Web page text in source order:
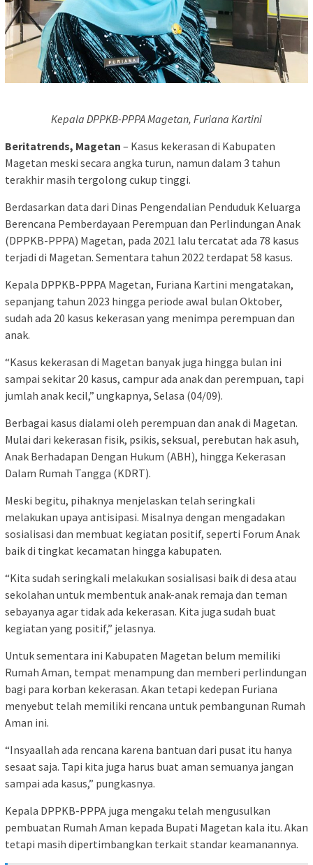
Kepala DPPKB-PPPA Magetan, Furiana Kartini
Beritatrends, Magetan – Kasus kekerasan di Kabupaten
Magetan meski secara angka turun, namun dalam 3 tahun
terakhir masih tergolong cukup tinggi.
Berdasarkan data dari Dinas Pengendalian Penduduk Keluarga
Berencana Pemberdayaan Perempuan dan Perlindungan Anak
(DPPKB-PPPA) Magetan, pada 2021 lalu tercatat ada 78 kasus
terjadi di Magetan. Sementara tahun 2022 terdapat 58 kasus.
Kepala DPPKB-PPPA Magetan, Furiana Kartini mengatakan,
sepanjang tahun 2023 hingga periode awal bulan Oktober,
sudah ada 20 kasus kekerasan yang menimpa perempuan dan
anak.
“Kasus kekerasan di Magetan banyak juga hingga bulan ini
sampai sekitar 20 kasus, campur ada anak dan perempuan, tapi
jumlah anak kecil,” ungkapnya, Selasa (04/09).
Berbagai kasus dialami oleh perempuan dan anak di Magetan.
Mulai dari kekerasan fisik, psikis, seksual, perebutan hak asuh,
Anak Berhadapan Dengan Hukum (ABH), hingga Kekerasan
Dalam Rumah Tangga (KDRT).
Meski begitu, pihaknya menjelaskan telah seringkali
melakukan upaya antisipasi. Misalnya dengan mengadakan
sosialisasi dan membuat kegiatan positif, seperti Forum Anak
baik di tingkat kecamatan hingga kabupaten.
“Kita sudah seringkali melakukan sosialisasi baik di desa atau
sekolahan untuk membentuk anak-anak remaja dan teman
sebayanya agar tidak ada kekerasan. Kita juga sudah buat
kegiatan yang positif,” jelasnya.
Untuk sementara ini Kabupaten Magetan belum memiliki
Rumah Aman, tempat menampung dan memberi perlindungan
bagi para korban kekerasan. Akan tetapi kedepan Furiana
menyebut telah memiliki rencana untuk pembangunan Rumah
Aman ini.
“Insyaallah ada rencana karena bantuan dari pusat itu hanya
sesaat saja. Tapi kita juga harus buat aman semuanya jangan
sampai ada kasus,” pungkasnya.
Kepala DPPKB-PPPA juga mengaku telah mengusulkan
pembuatan Rumah Aman kepada Bupati Magetan kala itu. Akan
tetapi masih dipertimbangkan terkait standar keamanannya.